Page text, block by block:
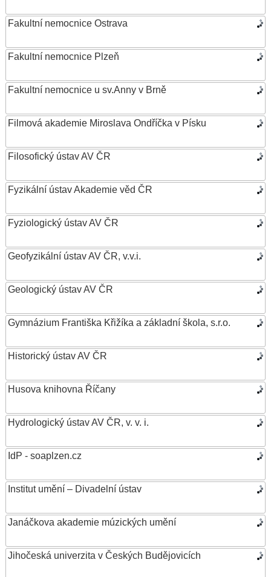
Fakultní nemocnice Ostrava
Fakultní nemocnice Plzeň
Fakultní nemocnice u sv.Anny v Brně
Filmová akademie Miroslava Ondříčka v Písku
Filosofický ústav AV ČR
Fyzikální ústav Akademie věd ČR
Fyziologický ústav AV ČR
Geofyzikální ústav AV ČR, v.v.i.
Geologický ústav AV ČR
Gymnázium Františka Křižíka a základní škola, s.r.o.
Historický ústav AV ČR
Husova knihovna Říčany
Hydrologický ústav AV ČR, v. v. i.
IdP - soaplzen.cz
Institut umění – Divadelní ústav
Janáčkova akademie múzických umění
Jihočeská univerzita v Českých Budějovicích